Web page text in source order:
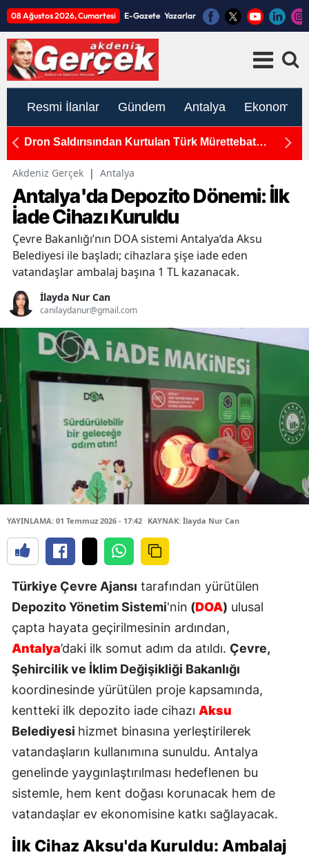
08 Ağustos 2026, Cumartesi E-Gazete Yazarlar
Resmi İlanlar Gündem Antalya Ekonomi
Dron Saldırısından Kurtulan Türk Mürettebat
Akdeniz Gerçek | Antalya
Antalya'da Depozito Dönemi: İlk
İade Cihazı Kuruldu
Çevre Bakanlığı’nın DOA sistemi Antalya’da Aksu
Belediyesi ile başladı; cihazlara şişe iade eden
vatandaşlar ambalaj başına 1 TL kazanacak.
İlayda Nur Can
canilaydanur@gmail.com
YAYINLAMA: 01 Temmuz 2026 - 17:42 KAYNAK: İlayda Nur Can
Türkiye Çevre Ajansı tarafından yürütülen
Depozito Yönetim Sistemi'nin (DOA) ulusal
çapta hayata geçirilmesinin ardından,
Antalya’daki ilk somut adım da atıldı. Çevre,
Şehircilik ve İklim Değişikliği Bakanlığı
koordinesinde yürütülen proje kapsamında,
kentteki ilk depozito iade cihazı Aksu
Belediyesi hizmet binasına yerleştirilerek
vatandaşların kullanımına sunuldu. Antalya
genelinde yaygınlaştırılması hedeflenen bu
sistemle, hem kent doğası korunacak hem de
vatandaşlar ev ekonomisine katkı sağlayacak.
İlk Cihaz Aksu'da Kuruldu: Ambalaj